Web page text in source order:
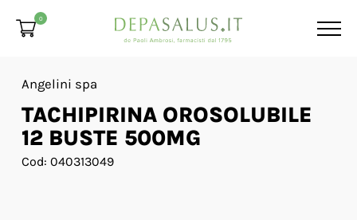
0
Angelini spa
TACHIPIRINA OROSOLUBILE
12 BUSTE 500MG
Cod: 040313049